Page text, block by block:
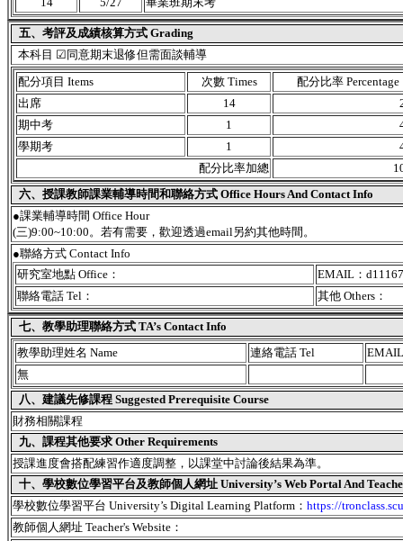
五、考評及成績核算方式 Grading
本科目 ☑同意期末退修但需面談輔導
配分項目 Items
次數 Times
配分比率 Percentage
出席
14
期中考
1
學期考
1
配分比率加總
六、授課教師課業輔導時間和聯絡方式 Office Hours And Contact Info
●課業輔導時間 Office Hour
(三)9:00~10:00。若有需要，歡迎透過email另約其他時間。
●聯絡方式 Contact Info
研究室地點 Office：
EMAIL：
聯絡電話 Tel：
其他 Others：
七、教學助理聯絡方式 TA’s Contact Info
教學助理姓名 Name
連絡電話 Tel
EMAIL
無
八、建議先修課程 Suggested Prerequisite Course
財務相關課程
九、課程其他要求 Other Requirements
授課進度會搭配練習作適度調整，以課堂中討論後結果為準。
十、學校數位學習平台及教師個人網址 University’s Web Portal And
學校數位學習平台 University’s Digital Learning Platform： https://
教師個人網址 Teacher's Website：